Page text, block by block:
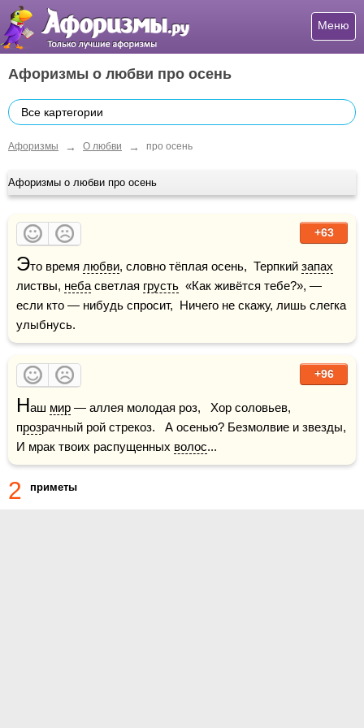
Меню
Афоризмы о любви про осень
Все картегории
Афоризмы → О любви → про осень
Афоризмы о любви про осень
+63
Это время любви, словно тёплая осень,  Терпкий запах
листвы, неба светлая грусть
  «Как живётся тебе?», —
если кто — нибудь спросит,  Ничего не скажу, лишь слегка
улыбнусь.
+96
Наш мир — аллея молодая роз,   Хор соловьев,
прозрачный рой стрекоз.   А осенью? Безмолвие и звезды,
И мрак твоих распущенных волос...
2 приметы